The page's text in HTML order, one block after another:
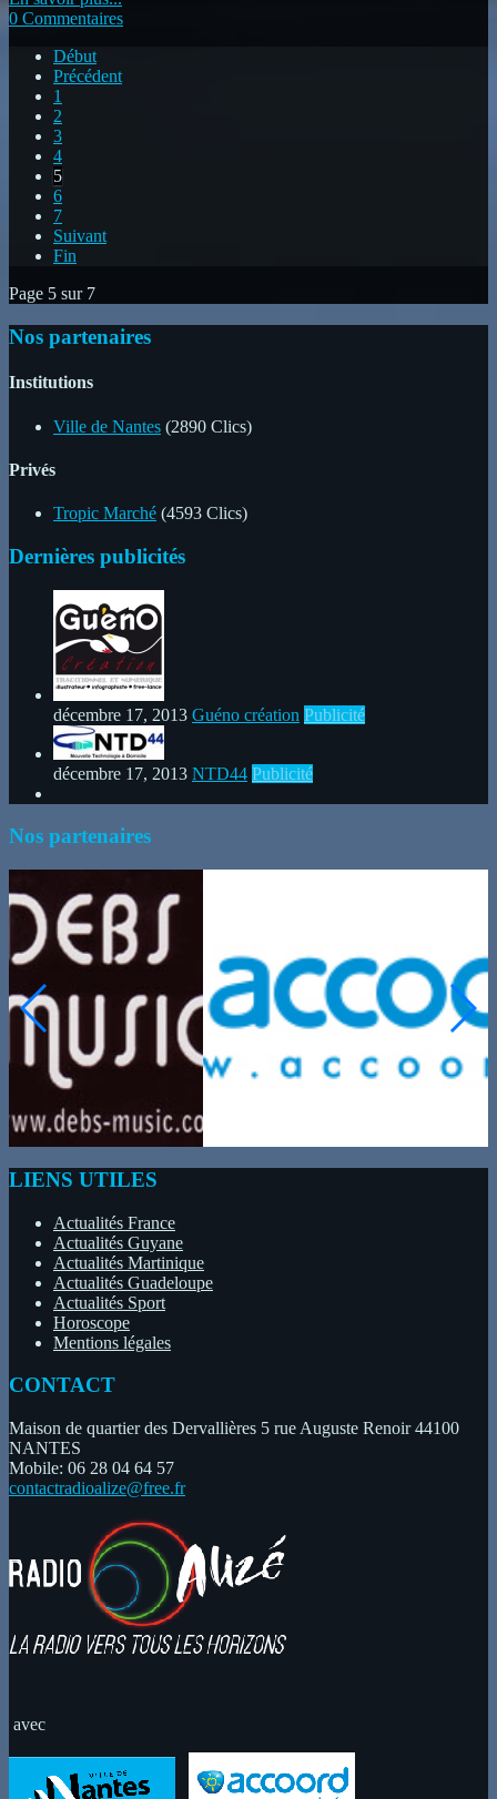
0 Commentaires
Début
Précédent
1
2
3
4
5
6
7
Suivant
Fin
Page 5 sur 7
Nos partenaires
Institutions
Ville de Nantes (2890 Clics)
Privés
Tropic Marché (4593 Clics)
Dernières publicités
décembre 17, 2013 Guéno création Publicité
décembre 17, 2013 NTD44 Publicité
Nos partenaires
LIENS UTILES
Actualités France
Actualités Guyane
Actualités Martinique
Actualités Guadeloupe
Actualités Sport
Horoscope
Mentions légales
CONTACT
Maison de quartier des Dervallières 5 rue Auguste Renoir 44100
NANTES
Mobile: 06 28 04 64 57
contactradioalize@free.fr
avec